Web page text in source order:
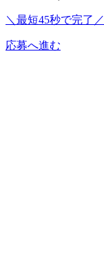
＼最短45秒で完了／
応募へ進む